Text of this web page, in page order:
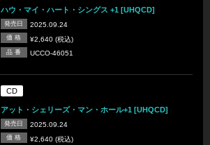
ハウ・マイ・ハート・シングス +1 [UHQCD]
発売日 2025.09.24
価 格 ¥2,640 (税込)
品 番 UCCO-46051
CD
アット・シェリーズ・マン・ホール+1 [UHQCD]
発売日 2025.09.24
価 格 ¥2,640 (税込)